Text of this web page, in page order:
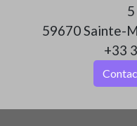
59670 Sainte-
+33